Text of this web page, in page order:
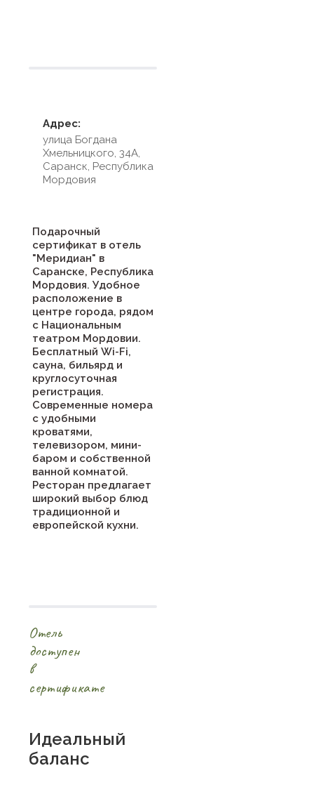
Адрес:
улица Богдана
Хмельницкого, 34А,
Саранск, Республика
Мордовия
Подарочный
сертификат в отель
"Меридиан" в
Саранске, Республика
Мордовия. Удобное
расположение в
центре города, рядом
с Национальным
театром Мордовии.
Бесплатный Wi-Fi,
сауна, бильярд и
круглосуточная
регистрация.
Современные номера
с удобными
кроватями,
телевизором, мини-
баром и собственной
ванной комнатой.
Ресторан предлагает
широкий выбор блюд
традиционной и
европейской кухни.
Отель
доступен
в
сертификате
Идеальный
баланс